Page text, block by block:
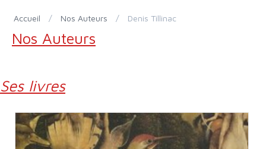
Accueil / Nos Auteurs / Denis Tillinac
Nos Auteurs
Ses livres